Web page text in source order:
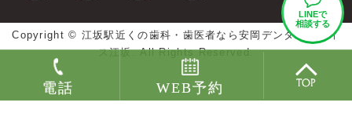
電話 WEB予約
Copyright © 江坂駅近くの歯科・歯医者なら安岡デンタルオフィ
ス江坂.All Rights Reserved.
LINEで
相談する